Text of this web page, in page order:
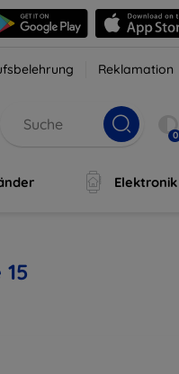
Reklamation
0
Elektronik